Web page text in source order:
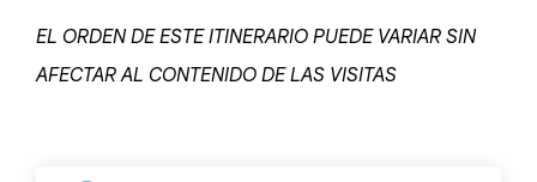
EL ORDEN DE ESTE ITINERARIO PUEDE VARIAR SIN
AFECTAR AL CONTENIDO DE LAS VISITAS